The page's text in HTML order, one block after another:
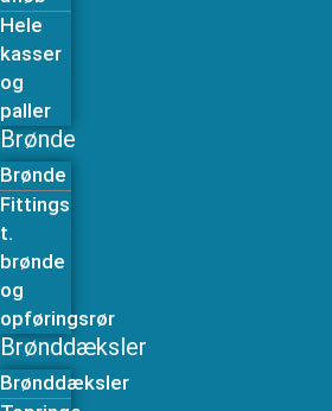
Hele
kasser
og
paller
Brønde
Brønde
Fittings
t.
brønde
og
opføringsrør
Brønddæksler
Brønddæksler